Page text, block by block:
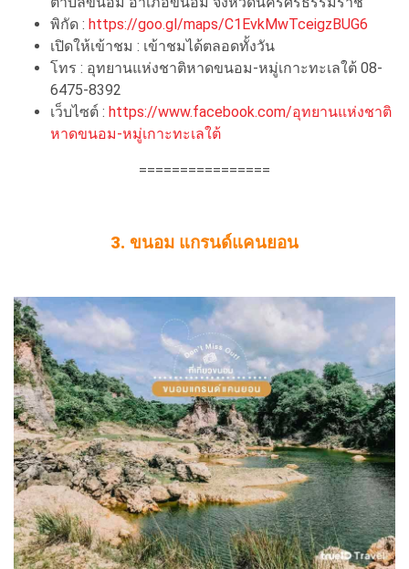
พิกัด : https://goo.gl/maps/C1EvkMwTceigzBUG6
เปิดให้เข้าชม : เข้าชมได้ตลอดทั้งวัน
โทร : อุทยานแห่งชาติหาดขนอม-หมู่เกาะทะเลใต้ 08-
6475-8392
เว็บไซต์ : https://www.facebook.com/อุทยานแห่งชาติ
หาดขนอม-หมู่เกาะทะเลใต้
================
3. ขนอม แกรนด์แคนยอน